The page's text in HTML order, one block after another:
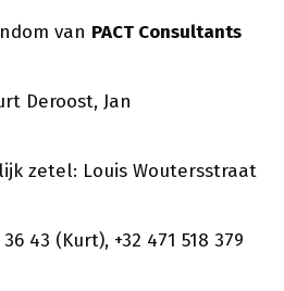
van PACT Consultants
Deroost, Jan
zetel: Louis Woutersstraat
43 (Kurt), +32 471 518 379